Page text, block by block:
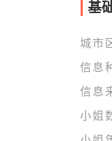
基
城市
信息
信息
小姐